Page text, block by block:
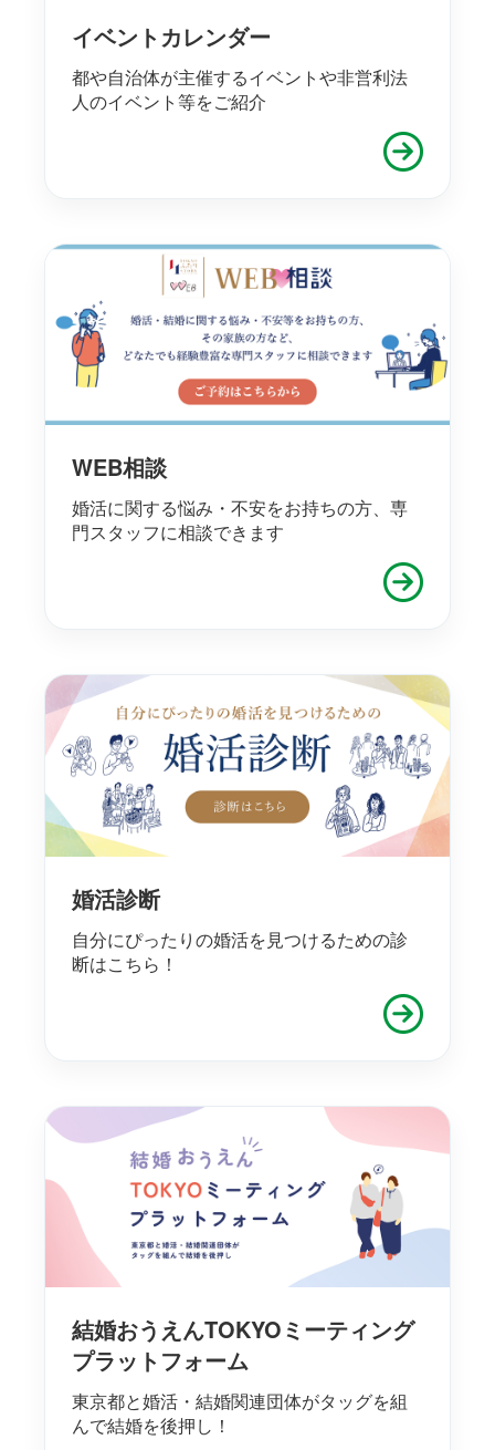
イベントカレンダー
都や自治体が主催するイベントや非営利法
人のイベント等をご紹介
WEB相談
婚活に関する悩み・不安をお持ちの方、専
門スタッフに相談できます
婚活診断
自分にぴったりの婚活を見つけるための診
断はこちら！
結婚おうえんTOKYOミーティング
プラットフォーム
東京都と婚活・結婚関連団体がタッグを組
んで結婚を後押し！